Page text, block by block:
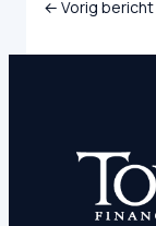
← Vorig bericht